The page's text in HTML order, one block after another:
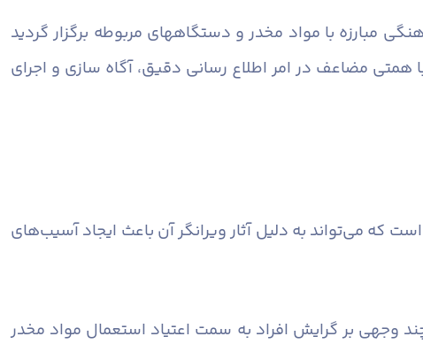
مبارزه با مواد مخدر و دستگاههای مربوطه برگزار گردید
مضاعف در امر اطلاع رسانی دقیق، آگاه سازی و اجرای
که می‌تواند به دلیل آثار ویرانگر آن باعث ایجاد آسیب‌های
وجهی بر گرایش افراد به سمت اعتیاد استعمال مواد مخدر